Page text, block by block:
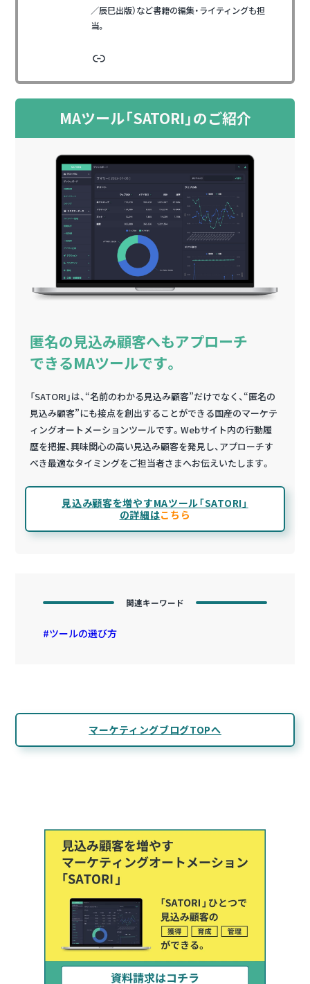
／辰巳出版）など書籍の編集・ライティングも担
当。
リンク
MAツール「SATORI」のご紹介
匿名の見込み顧客へもアプローチ
できるMAツールです。
「SATORI」は、“名前のわかる見込み顧客”だけでなく、“匿名の
見込み顧客”にも接点を創出することができる国産のマーケテ
ィングオートメーションツールです。Webサイト内の行動履
歴を把握、興味関心の高い見込み顧客を発見し、アプローチす
べき最適なタイミングをご担当者さまへお伝えいたします。
見込み顧客を増やすMAツール「SATORI」
の詳細はこちら
関連キーワード
ツールの選び方
マーケティングブログTOPへ